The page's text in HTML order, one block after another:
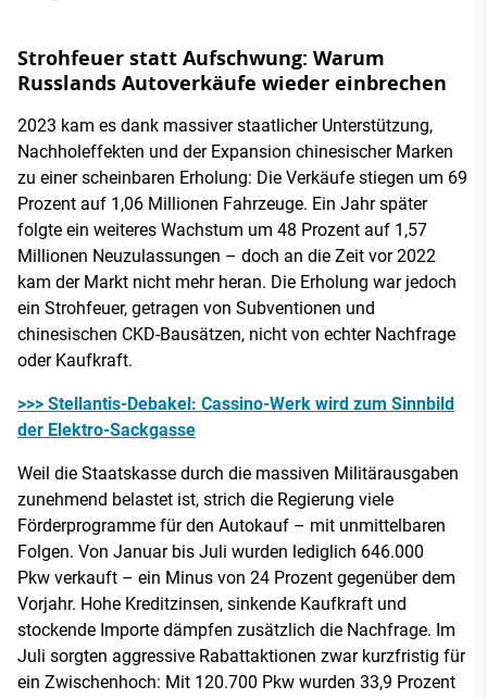
Strohfeuer statt Aufschwung: Warum
Russlands Autoverkäufe wieder einbrechen
2023 kam es dank massiver staatlicher Unterstützung,
Nachholeffekten und der Expansion chinesischer Marken
zu einer scheinbaren Erholung: Die Verkäufe stiegen um 69
Prozent auf 1,06 Millionen Fahrzeuge. Ein Jahr später
folgte ein weiteres Wachstum um 48 Prozent auf 1,57
Millionen Neuzulassungen – doch an die Zeit vor 2022
kam der Markt nicht mehr heran. Die Erholung war jedoch
ein Strohfeuer, getragen von Subventionen und
chinesischen CKD-Bausätzen, nicht von echter Nachfrage
oder Kaufkraft.
>>> Stellantis-Debakel: Cassino-Werk wird zum Sinnbild
der Elektro-Sackgasse
Weil die Staatskasse durch die massiven Militärausgaben
zunehmend belastet ist, strich die Regierung viele
Förderprogramme für den Autokauf – mit unmittelbaren
Folgen. Von Januar bis Juli wurden lediglich 646.000
Pkw verkauft – ein Minus von 24 Prozent gegenüber dem
Vorjahr. Hohe Kreditzinsen, sinkende Kaufkraft und
stockende Importe dämpfen zusätzlich die Nachfrage. Im
Juli sorgten aggressive Rabattaktionen zwar kurzfristig für
ein Zwischenhoch: Mit 120.700 Pkw wurden 33,9 Prozent